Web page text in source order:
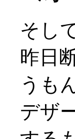
そし
昨日
うも
デザ